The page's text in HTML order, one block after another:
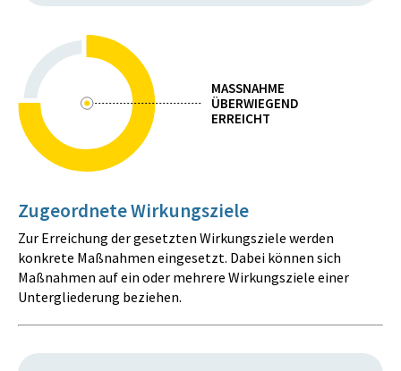
MASSNAHME
ÜBERWIEGEND
ERREICHT
Zugeordnete Wirkungsziele
Zur Erreichung der gesetzten Wirkungsziele werden
konkrete Maßnahmen eingesetzt. Dabei können sich
Maßnahmen auf ein oder mehrere Wirkungsziele einer
Untergliederung beziehen.